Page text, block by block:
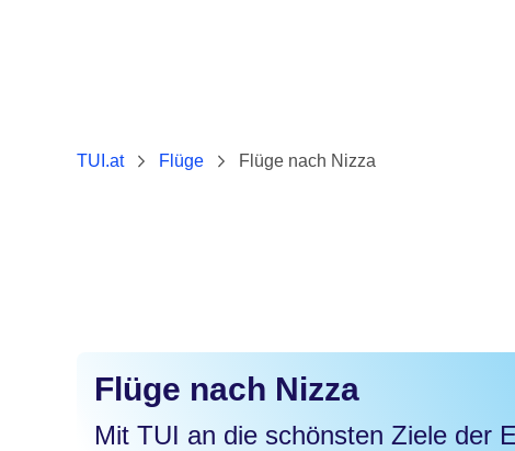
TUI.at Flüge Flüge nach Nizza
Flüge nach Nizza
Mit TUI an die schönsten Ziele der